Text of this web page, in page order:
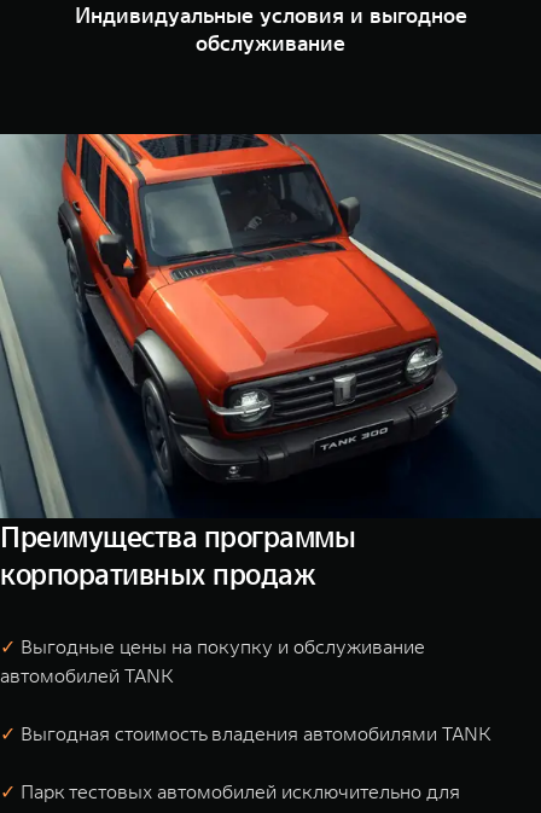
Расширяя границы комфорта
от 6 149 000 ₽
Эстетика
от 5 699
WEY 80
Масштаб возможностей
от 6 449 000 ₽
WEY 80
Индивидуальные условия и выгодное
обслуживание
Преимущества программы
корпоративных продаж
✓ Выгодные цены на покупку и обслуживание
автомобилей TANK
✓ Выгодная стоимость владения автомобилями TANK
✓ Парк тестовых автомобилей исключительно для